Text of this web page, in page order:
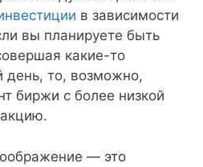
в зависимости
вы планируете быть
какие-то
день, то, возможно,
биржи с более низкой
— это